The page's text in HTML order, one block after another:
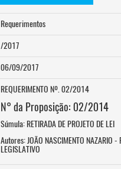
Requerimentos
/2017
06/09/2017
REQUERIMENTO Nº. 02/2014
N° da Proposição: 02/2014
Súmula: RETIRADA DE PROJETO DE LEI
Autores: JOÃO NASCIMENTO NAZARIO -
LEGISLATIVO